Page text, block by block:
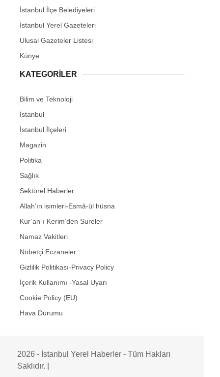
İstanbul İlçe Belediyeleri
İstanbul Yerel Gazeteleri
Ulusal Gazeteler Listesi
Künye
KATEGORİLER
Bilim ve Teknoloji
İstanbul
İstanbul İlçeleri
Magazin
Politika
Sağlık
Sektörel Haberler
Allah’ın isimleri-Esmâ-ül hüsna
Kur’an-ı Kerim’den Sureler
Namaz Vakitleri
Nöbetçi Eczaneler
Gizlilik Politikası-Privacy Policy
İçerik Kullanımı -Yasal Uyarı
Cookie Policy (EU)
Hava Durumu
2026 - İstanbul Yerel Haberler - Tüm Hakları
Saklıdır. |